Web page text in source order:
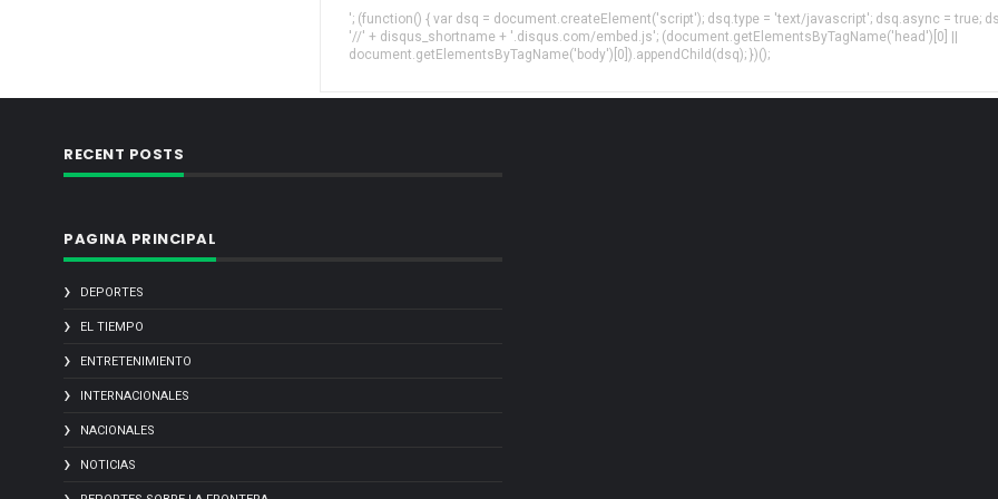
'; (function() { var dsq = document.createElement('script'); dsq.type = 'text/javascript'; dsq.async = true;
'//' + disqus_shortname + '.disqus.com/embed.js'; (document.getElementsByTagName('head')[0] ||
document.getElementsByTagName('body')[0]).appendChild(dsq); })();
RECENT POSTS
PAGINA PRINCIPAL
DEPORTES
EL TIEMPO
ENTRETENIMIENTO
INTERNACIONALES
NACIONALES
NOTICIAS